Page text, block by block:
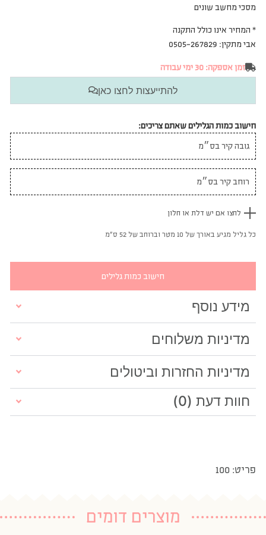
מסכי מחשב שונים
* המחיר אינו כולל התקנה
אבי מתקין: 0505-267829
זמן אספקה: 30 ימי עבודה
להתייעצות לחצו כאן
חישוב כמות הגלילים שאתם צריכים:
לחצו אם יש דלת או חלון
כל גליל מגיע באורך של 10 מטר וברוחב של 52 ס"מ
חישוב כמות גלילים
מידע נוסף
מדיניות משלוחים
מדיניות החזרות וביטולים
חוות דעת (0)
פריט: 100
מוצרים דומים